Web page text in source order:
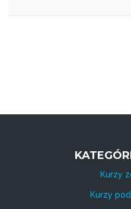
Kurzy
Kurzy